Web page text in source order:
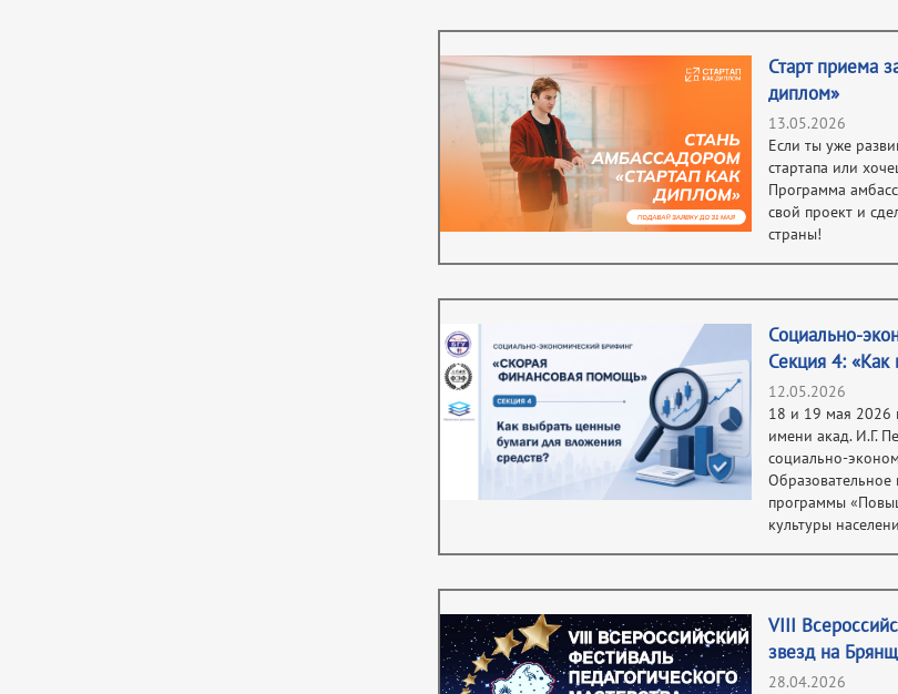
Старт приема
диплом»
13.05.2026
Если ты уже
стартапа или
Программа
свой проект и
страны!
Социально-
Секция 4: «Как
12.05.2026
18 и 19 мая 2026
имени акад. И.Г.
социально-
программы
культуры
VIII
звезд на
28.04.2026